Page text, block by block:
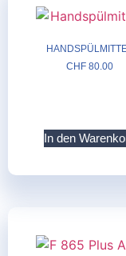
CHF80.00
In den